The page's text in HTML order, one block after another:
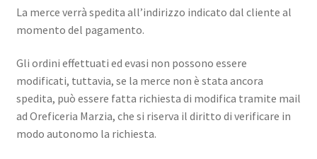
La merce verrà spedita all’indirizzo indicato dal cliente al
momento del pagamento.
Gli ordini effettuati ed evasi non possono essere
modificati, tuttavia, se la merce non è stata ancora
spedita, può essere fatta richiesta di modifica tramite mail
ad Oreficeria Marzia, che si riserva il diritto di verificare in
modo autonomo la richiesta.